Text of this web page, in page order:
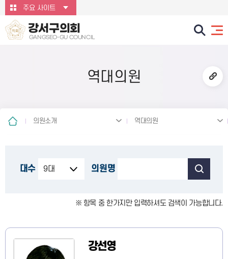
본문바로가기주요 사이트
강서구의회
GANGSEO-GU COUNCIL
역대의원
의원소개 역대의원
대수 의원명
※ 항목 중 한가지만 입력하셔도 검색이 가능합니다.
강선영